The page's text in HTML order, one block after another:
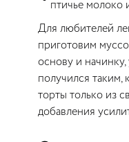
птичье молоко
Для любителей
приготовим
основу и
получился таким,
торты только из
добавления